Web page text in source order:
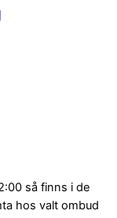
så finns i de
hos valt ombud